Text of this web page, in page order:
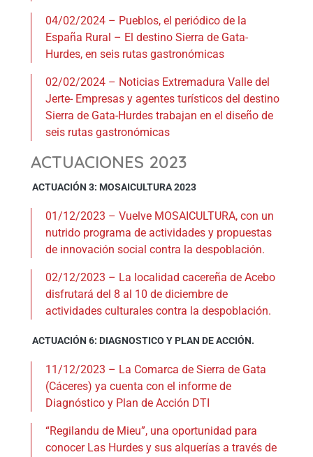
04/02/2024 – Pueblos, el periódico de la
España Rural – El destino Sierra de Gata-
Hurdes, en seis rutas gastronómicas
02/02/2024 – Noticias Extremadura Valle del
Jerte- Empresas y agentes turísticos del destino
Sierra de Gata-Hurdes trabajan en el diseño de
seis rutas gastronómicas
ACTUACIONES 2023
ACTUACIÓN 3: MOSAICULTURA 2023
01/12/2023 – Vuelve MOSAICULTURA, con un
nutrido programa de actividades y propuestas
de innovación social contra la despoblación.
02/12/2023 – La localidad cacereña de Acebo
disfrutará del 8 al 10 de diciembre de
actividades culturales contra la despoblación.
ACTUACIÓN 6: DIAGNOSTICO Y PLAN DE ACCIÓN.
11/12/2023 – La Comarca de Sierra de Gata
(Cáceres) ya cuenta con el informe de
Diagnóstico y Plan de Acción DTI
“Regilandu de Mieu”, una oportunidad para
conocer Las Hurdes y sus alquerías a través de